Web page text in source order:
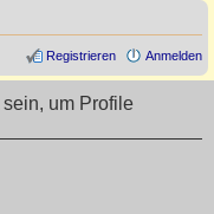
Anmelden
Registrieren
um Profile